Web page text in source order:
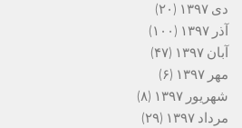
دی ۱۳۹۷
(۲۰)
آذر ۱۳۹۷
(۱۰۰)
آبان ۱۳۹۷
(۴۷)
مهر ۱۳۹۷
(۶)
شهریور ۱۳۹۷
(۸)
مرداد ۱۳۹۷
(۲۹)